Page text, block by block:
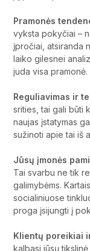
Pramonės
vyksta pokyčiai –
įpročiai, atsiranda
laiko gilesnei
juda visa pramonė.
Reguliavimas ir
srities, tai gali būti
naujas įstatymas
sužinoti apie tai iš
Jūsų įmonės
Tai svarbu ne tik
galimybėms.
socialiniuose
proga įsijungti į
Klientų poreikiai
kalbasi jūsų